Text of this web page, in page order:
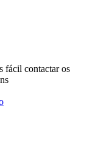
fácil contactar os